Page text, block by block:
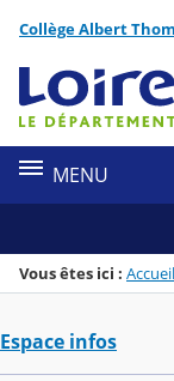
Menu de la
Contenu
Collège Albert
MENU
Vous êtes ici : Accueil
Espace infos